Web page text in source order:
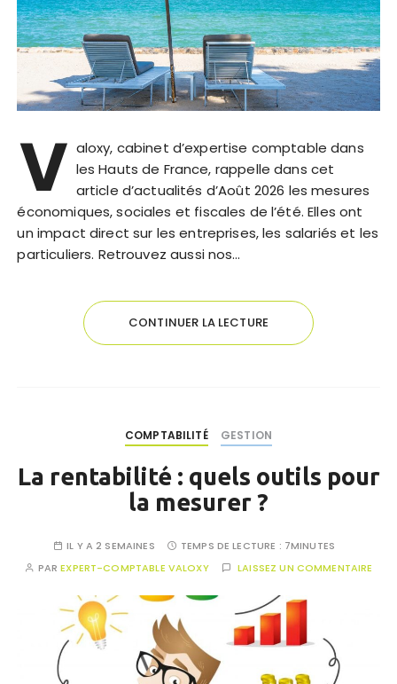
V aloxy, cabinet d’expertise comptable dans
les Hauts de France, rappelle dans cet
article d’actualités d’Août 2026 les mesures
économiques, sociales et fiscales de l’été. Elles ont
un impact direct sur les entreprises, les salariés et les
particuliers. Retrouvez aussi nos…
CONTINUER LA LECTURE
COMPTABILITÉ GESTION
La rentabilité : quels outils pour
la mesurer ?
IL Y A 2 SEMAINES TEMPS DE LECTURE : 7MINUTES
PAREXPERT-COMPTABLE VALOXY LAISSEZ UN COMMENTAIRE